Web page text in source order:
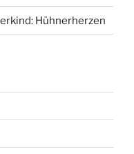
Hühnerherzen